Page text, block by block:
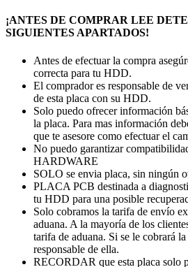
¡ANTES DE COMPRAR LEE
SIGUIENTES APARTADOS!
Antes de efectuar la compra
correcta para tu HDD.
El comprador es responsable de
de esta placa con su HDD.
Solo puedo ofrecer información
la placa. Para mas información
que te asesore como efectuar el
No puedo garantizar
HARDWARE
SOLO se envia placa, sin ningún
PLACA PCB destinada a
tu HDD para una posible
Solo cobramos la tarifa de envío
aduana. A la mayoría de los
tarifa de aduana. Si se le cobrará
responsable de ella.
RECORDAR que esta placa solo